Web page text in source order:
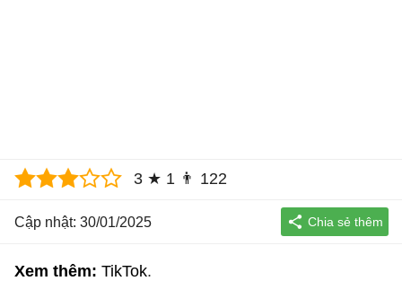
3 ★ 1 👨 122
Cập nhật: 30/01/2025
Xem thêm: TikTok